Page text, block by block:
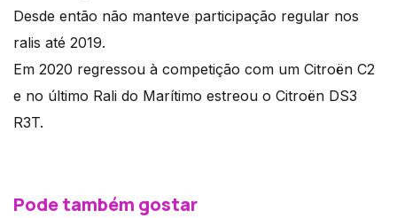
Desde então não manteve participação regular nos
ralis até 2019.
Em 2020 regressou à competição com um Citroën C2
e no último Rali do Marítimo estreou o Citroën DS3
R3T.
Pode também gostar